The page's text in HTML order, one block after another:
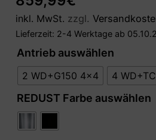
inkl. MwSt. zzgl.
Lieferzeit: 2-4 Werktage ab
Antrieb auswählen
2 WD+G150 4x4 4
REDUST Farbe auswählen